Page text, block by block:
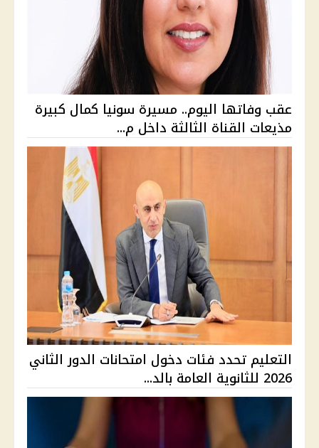
عقب وفاتها اليوم.. مسيرة سونيا كمال كبيرة
مذيعات القناة الثالثة داخل م...
التعليم تحدد فئات دخول امتحانات الدور الثاني
2026 للثانوية العامة بالد...